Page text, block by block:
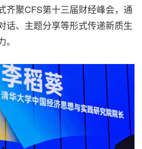
齐聚CFS第十三届财经峰会，通
话、主题分享等形式传递新质生